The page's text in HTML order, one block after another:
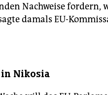
Nachweise fordern,
damals EU-
Nikosia